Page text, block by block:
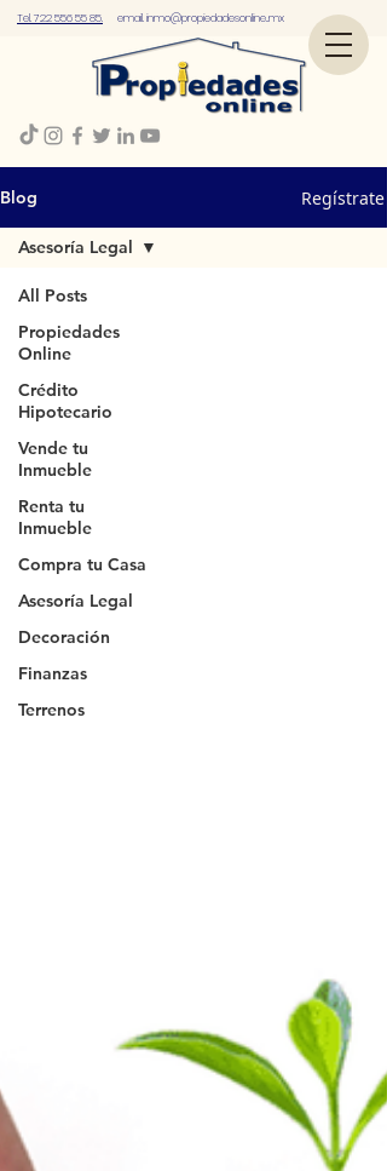
Tel. 722 556 55 85. email.inmo@propiedadesonline..mx
Blog Regístrate
All Posts
Propiedades
Online
Crédito
Hipotecario
Vende tu
Inmueble
Renta tu
Inmueble
Compra tu Casa
Asesoría Legal
Decoración
Finanzas
Terrenos
Asesoría Legal